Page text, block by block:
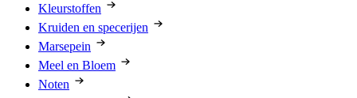
Kleurstoffen
Kruiden en specerijen
Marsepein
Meel en Bloem
Noten